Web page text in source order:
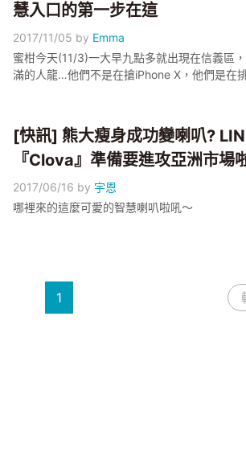
慧入口的第一步在這
2017/11/05 by Emma
蜜柑今天(11/3)一大早九點多就出現在信義區
滿的人龍…他們不是在搶iPhone X，他們是在
[快訊] 熊大瘦身成功變喇叭?
『Clova』準備要進攻亞洲市場
2017/06/16 by 宇恩
哪裡來的這麼可愛的智慧喇叭啦吼～
1